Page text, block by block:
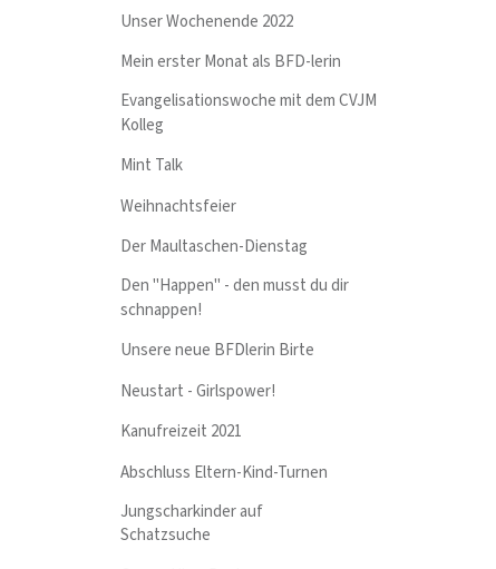
Unser Wochenende 2022
Mein erster Monat als BFD-lerin
Evangelisationswoche mit dem CVJM
Kolleg
Mint Talk
Weihnachtsfeier
Der Maultaschen-Dienstag
Den "Happen" - den musst du dir
schnappen!
Unsere neue BFDlerin Birte
Neustart - Girlspower!
Kanufreizeit 2021
Abschluss Eltern-Kind-Turnen
Jungscharkinder auf
Schatzsuche